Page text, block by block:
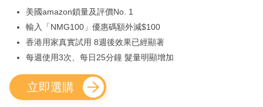
美國amazon鎖量及評價No. 1
輸入「NMG100」優惠碼額外減$100
香港用家真實試用 8週後效果已經顯著
每週使用3次、每日25分鐘 髮量明顯增加
立即選購